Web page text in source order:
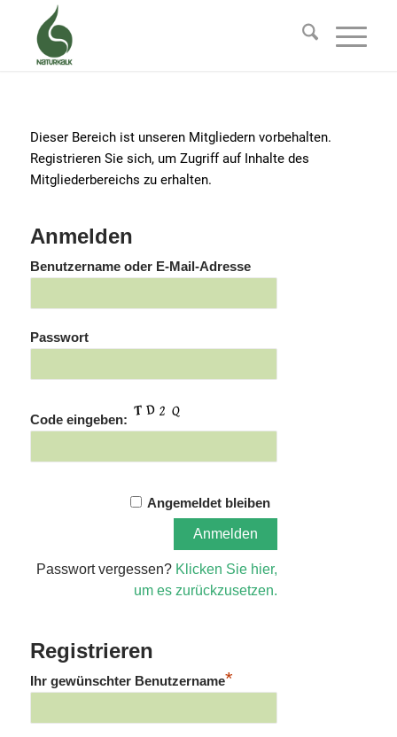
Dieser Bereich ist unseren Mitgliedern vorbehalten.
Registrieren Sie sich, um Zugriff auf Inhalte des
Mitgliederbereichs zu erhalten.
Anmelden
Benutzername oder E-Mail-Adresse
Passwort
Code eingeben:
Angemeldet bleiben
Passwort vergessen? Klicken Sie hier,
um es zurückzusetzen.
Registrieren
Ihr gewünschter Benutzername*